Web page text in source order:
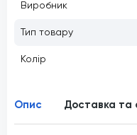
Виробник
Тип товару
Колір
Опис Доставка та